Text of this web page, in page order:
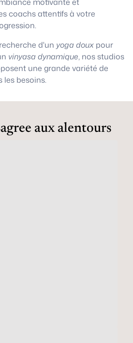
coachs attentifs à votre
d'un yoga doux pour
vinyasa dynamique, nos studios
une grande variété de
les besoins.
aux alentours